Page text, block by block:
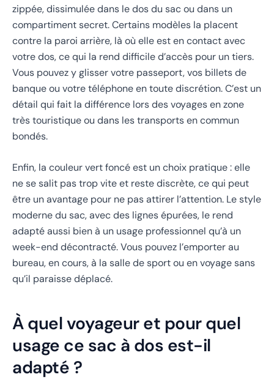
zippée, dissimulée dans le dos du sac ou dans un
compartiment secret. Certains modèles la placent
contre la paroi arrière, là où elle est en contact avec
votre dos, ce qui la rend difficile d’accès pour un tiers.
Vous pouvez y glisser votre passeport, vos billets de
banque ou votre téléphone en toute discrétion. C’est un
détail qui fait la différence lors des voyages en zone
très touristique ou dans les transports en commun
bondés.
Enfin, la couleur vert foncé est un choix pratique : elle
ne se salit pas trop vite et reste discrète, ce qui peut
être un avantage pour ne pas attirer l’attention. Le style
moderne du sac, avec des lignes épurées, le rend
adapté aussi bien à un usage professionnel qu’à un
week-end décontracté. Vous pouvez l’emporter au
bureau, en cours, à la salle de sport ou en voyage sans
qu’il paraisse déplacé.
À quel voyageur et pour quel
usage ce sac à dos est-il
adapté ?